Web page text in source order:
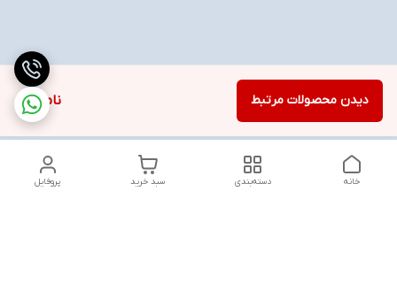
ناموجود دیدن محصولات مرتبط
پروفایل سبد خرید دسته‌بندی خانه